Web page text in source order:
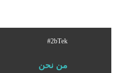
#2bTek
من نحن